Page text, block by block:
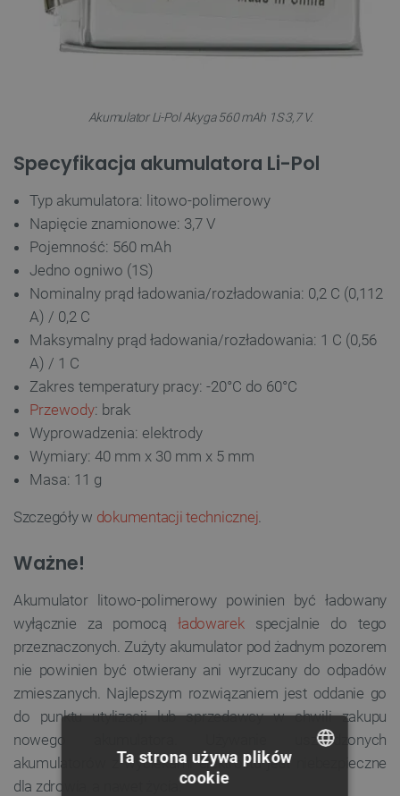
Akumulator Li-Pol Akyga 560 mAh 1S 3,7 V.
Specyfikacja akumulatora Li-Pol
Typ akumulatora: litowo-polimerowy
Napięcie znamionowe: 3,7 V
Pojemność: 560 mAh
Jedno ogniwo (1S)
Nominalny prąd ładowania/rozładowania: 0,2 C (0,112
A) / 0,2 C
Maksymalny prąd ładowania/rozładowania: 1 C (0,56
A) / 1 C
Zakres temperatury pracy: -20°C do 60°C
Przewody: brak
Wyprowadzenia: elektrody
Wymiary: 40 mm x 30 mm x 5 mm
Masa: 11 g
Szczegóły w dokumentacji technicznej
Ważne!
Akumulator litowo-polimerowy powinien być ładowany
wyłącznie za pomocąładowarek specjalnie do tego
przeznaczonych. Zużyty akumulator pod żadnym pozorem
nie powinien być otwierany ani wyrzucany do odpadów
zmieszanych. Najlepszym rozwiązaniem jest oddanie go
do punktu utylizacji lub sprzedawcy w chwili zakupu
nowego akumulatora. Używanie uszkodzonych
akumulatorów z wyciekami elektrolitu jest niebezpieczne
dla zdrowia, a nawet życia.
Ta strona używa plików
cookie